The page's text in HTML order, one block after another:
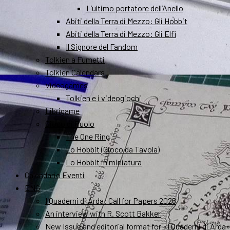
L’ultimo portatore dell’Anello
Abiti della Terra di Mezzo: Gli Hobbit
Abiti della Terra di Mezzo: Gli Elfi
Il Signore del Fandom
Tolkien a Fumetti
Tolkien Calendars
Videogames
Tolkien e i videogiochi
Librigame
Gioco di Ruolo
The One Ring
Lo Hobbit (Gioco da Tavola)
Lo Hobbit in miniatura
Calendario Eventi
ENG
I Quaderni di Arda: Call for Papers 2026
An interview with R. Scott Bakker
New Issue and editorial format for «I Quaderni di Arda»